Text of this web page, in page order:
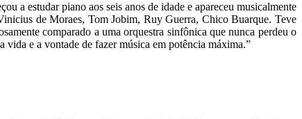
a estudar piano aos seis anos de idade e apareceu musicalmente
de Moraes, Tom Jobim, Ruy Guerra, Chico Buarque. Teve
comparado a uma orquestra sinfônica que nunca perdeu o
vida e a vontade de fazer música em potência máxima.”